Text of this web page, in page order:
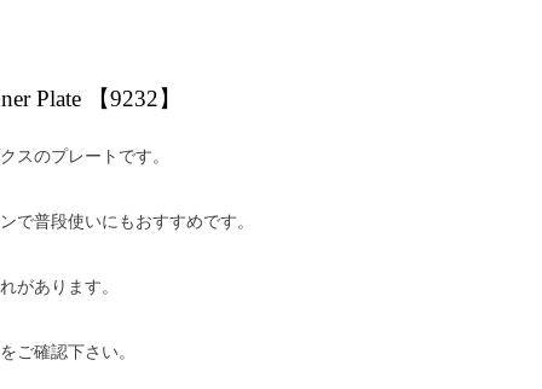
Plate 【9232】
スのプレートです。
で普段使いにもおすすめです。
があります。
ご確認下さい。